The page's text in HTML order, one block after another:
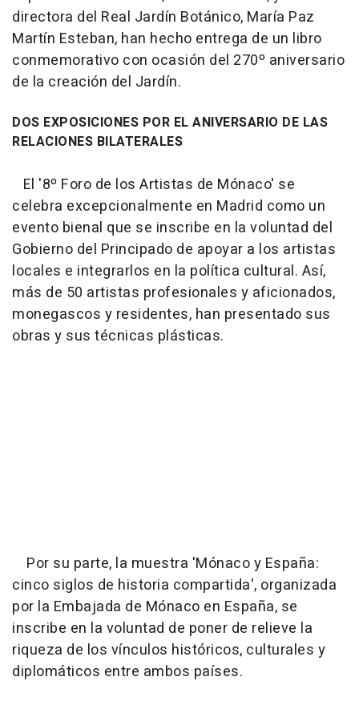
directora del Real Jardín Botánico, María Paz
Martín Esteban, han hecho entrega de un libro
conmemorativo con ocasión del 270º aniversario
de la creación del Jardín.
DOS EXPOSICIONES POR EL ANIVERSARIO DE LAS
RELACIONES BILATERALES
El '8º Foro de los Artistas de Mónaco' se
celebra excepcionalmente en Madrid como un
evento bienal que se inscribe en la voluntad del
Gobierno del Principado de apoyar a los artistas
locales e integrarlos en la política cultural. Así,
más de 50 artistas profesionales y aficionados,
monegascos y residentes, han presentado sus
obras y sus técnicas plásticas.
Por su parte, la muestra 'Mónaco y España:
cinco siglos de historia compartida', organizada
por la Embajada de Mónaco en España, se
inscribe en la voluntad de poner de relieve la
riqueza de los vínculos históricos, culturales y
diplomáticos entre ambos países.